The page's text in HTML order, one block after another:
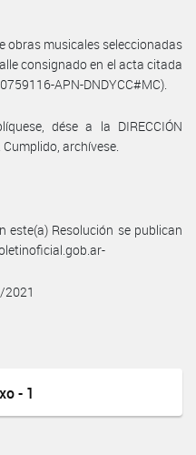
obras musicales seleccionadas
consignado en el acta citada
APN-DNDYCC#MC).
dése a la DIRECCIÓN
Cumplido, archívese.
este(a) Resolución se publican
2021
- 1